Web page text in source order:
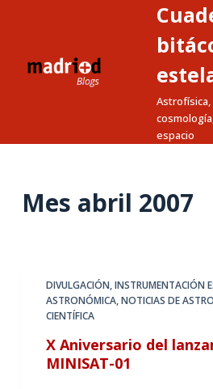
a
espacio
Mes abril 2007
DIVULGACIÓN,INSTRUMENTACIÓN
ASTRONÓMICA,NOTICIAS DE
CIENTÍFICA
X Aniversario del
MINISAT-01